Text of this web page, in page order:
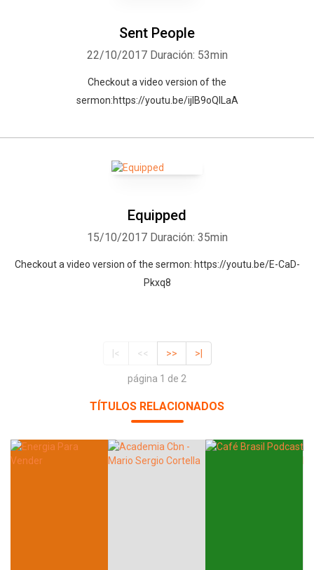
Sent People
22/10/2017 Duración: 53min
Checkout a video version of the
sermon:https://youtu.be/ijIB9oQlLaA
Equipped
15/10/2017 Duración: 35min
Checkout a video version of the sermon: https://youtu.be/E-CaD-
Pkxq8
|< << >> >|
página 1 de 2
TÍTULOS RELACIONADOS